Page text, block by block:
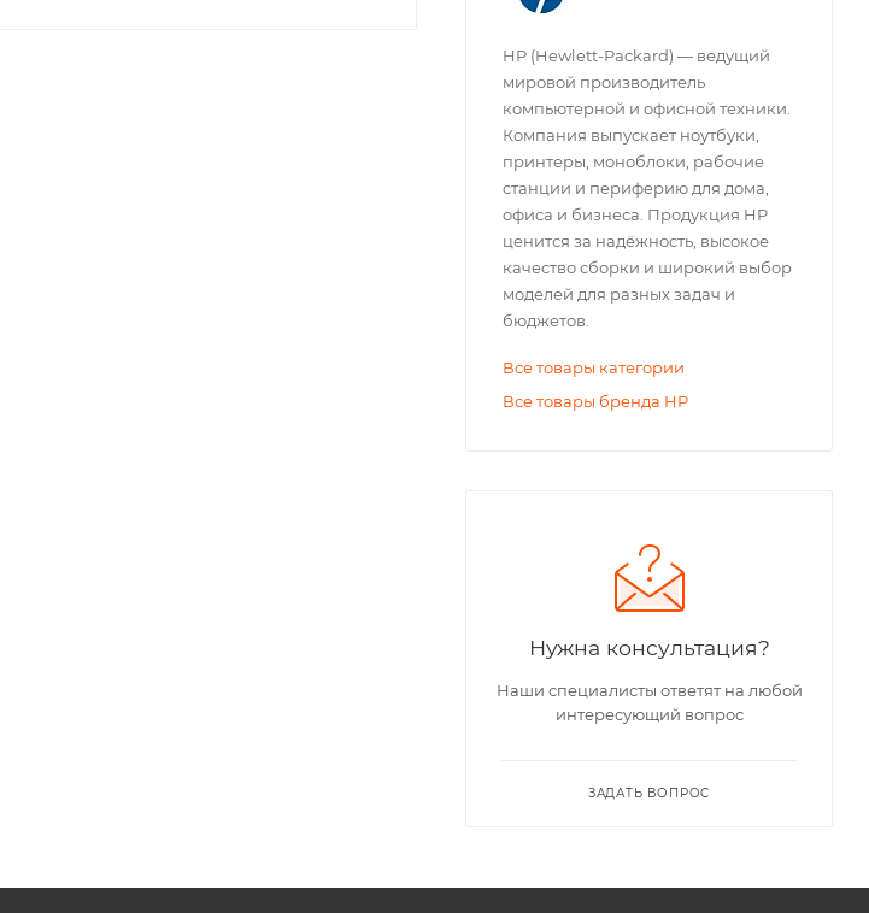
HP (Hewlett-Packard) — ведущий
мировой производитель
компьютерной и офисной техники.
Компания выпускает ноутбуки,
принтеры, моноблоки, рабочие
станции и периферию для дома,
офиса и бизнеса. Продукция HP
ценится за надёжность, высокое
качество сборки и широкий выбор
моделей для разных задач и
бюджетов.
Все товары категории
Все товары бренда HP
Нужна консультация?
Наши специалисты ответят на любой
интересующий вопрос
ЗАДАТЬ ВОПРОС